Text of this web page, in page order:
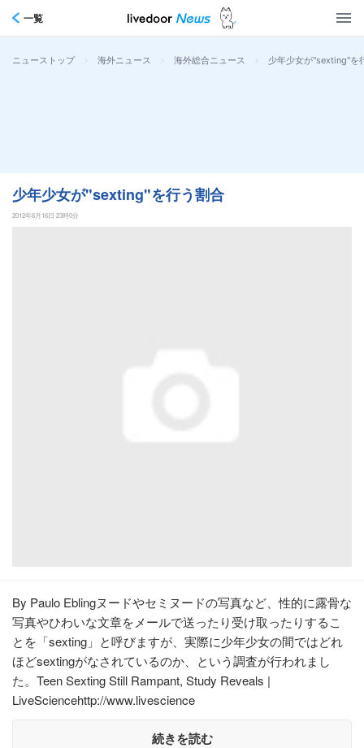
一覧
ニューストップ > 海外ニュース > 海外総合ニュース > 少年少女が"sexting"を
少年少女が"sexting"を行う割合
2012年6月16日 23時0分
By Paulo Eblingヌードやセミヌードの写真など、性的に露骨な
写真やひわいな文章をメールで送ったり受け取ったりするこ
とを「sexting」と呼びますが、実際に少年少女の間ではどれ
ほどsextingがなされているのか、という調査が行われまし
た。Teen Sexting Still Rampant, Study Reveals |
LiveSciencehttp://www.livescience
続きを読む